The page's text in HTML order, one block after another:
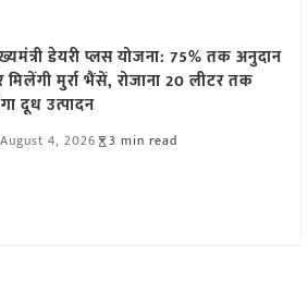
डेयरी प्लस योजना: 75% तक अनुदान
मिलेंगी मुर्रा भैंसें, रोजाना 20 लीटर तक
दूध उत्पादन
August 4, 2026 3 min read